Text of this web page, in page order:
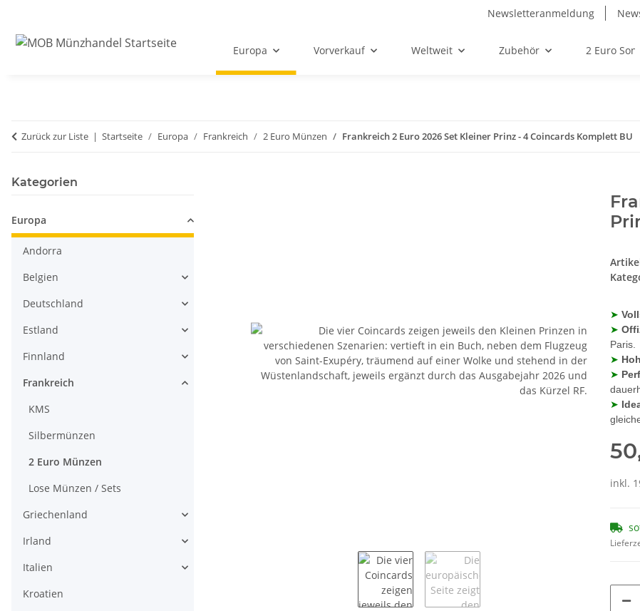
Newsletteranmeldung
Europa Vorverkauf Weltweit Zubehör 2 Euro
Zurück zur Liste Startseite Europa Frankreich 2 Euro Münzen Frankreich 2 Euro 2026 Set Kleiner Prinz - 4 Coincards Komplett BU
➤
➤
Paris.
➤
➤
➤
inkl.
Kategorien
Europa
Andorra
Belgien
Deutschland
Estland
Finnland
Frankreich
KMS
Silbermünzen
2 Euro Münzen
Lose Münzen / Sets
Griechenland
Irland
Italien
Kroatien